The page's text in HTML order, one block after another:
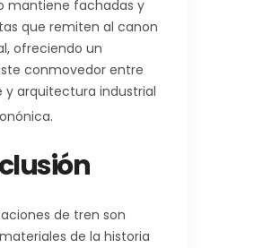
mantiene fachadas y
que remiten al canon
ofreciendo un
conmovedor entre
y arquitectura industrial
de tren son
de la historia